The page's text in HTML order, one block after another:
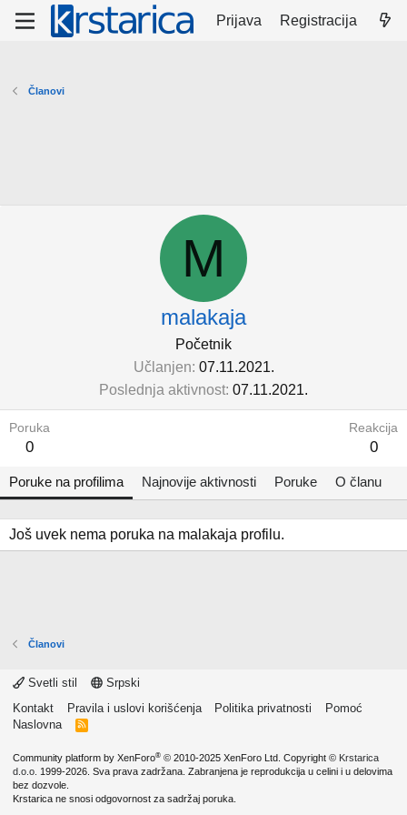
Prijava Registracija
Članovi
M
malakaja
Početnik
Učlanjen 07.11.2021.
Poslednja aktivnost 07.11.2021.
Poruka
0
Reakcija
0
Poruke na profilima Najnovije aktivnosti Poruke O članu
Još uvek nema poruka na malakaja profilu.
Članovi
Svetli stil
Srpski
Kontakt
Pravila i uslovi korišćenja Politika privatnosti
Pomoć
Naslovna
R
Community platform by XenForo® © 2010-2025 XenForo Ltd. Copyright © Krstarica
d.o.o. 1999-2026. Sva prava zadržana. Zabranjena je reprodukcija u celini i u delovima
bez dozvole.
Krstarica ne snosi odgovornost za sadržaj poruka.